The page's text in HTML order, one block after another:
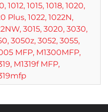
1012, 1015, 1018, 1020,
Plus, 1022, 1022N,
3015, 3020, 3030,
3050z, 3052, 3055,
MFP, M1300MFP,
M1319f MFP,